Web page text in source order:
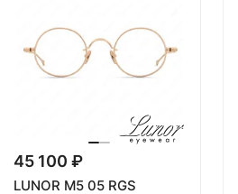
45 100 ₽
LUNOR M5 05 RGS